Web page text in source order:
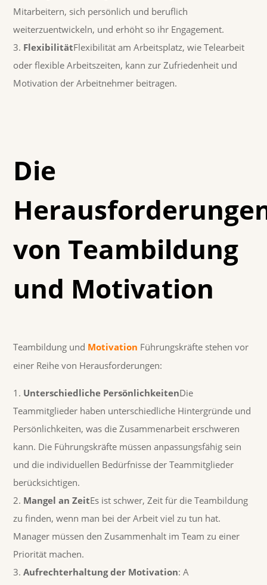
Mitarbeitern, sich persönlich und beruflich
weiterzuentwickeln, und erhöht so ihr Engagement.
FlexibilitätFlexibilität am Arbeitsplatz, wie Telearbeit
oder flexible Arbeitszeiten, kann zur Zufriedenheit und
Motivation der Arbeitnehmer beitragen.
Die
von Teambildung
und Motivation
Teambildung und Motivation Führungskräfte stehen vor
einer Reihe von Herausforderungen:
Unterschiedliche PersönlichkeitenDie
Teammitglieder haben unterschiedliche Hintergründe und
Persönlichkeiten, was die Zusammenarbeit erschweren
kann. Die Führungskräfte müssen anpassungsfähig sein
und die individuellen Bedürfnisse der Teammitglieder
berücksichtigen.
Mangel an ZeitEs ist schwer, Zeit für die Teambildung
zu finden, wenn man bei der Arbeit viel zu tun hat.
Manager müssen den Zusammenhalt im Team zu einer
Priorität machen.
Aufrechterhaltung der Motivation: A